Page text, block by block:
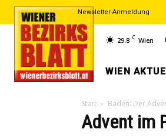
Newsletter-Anmeldung
29.8 C Wien
WIEN
Start Baden: Der
Advent im